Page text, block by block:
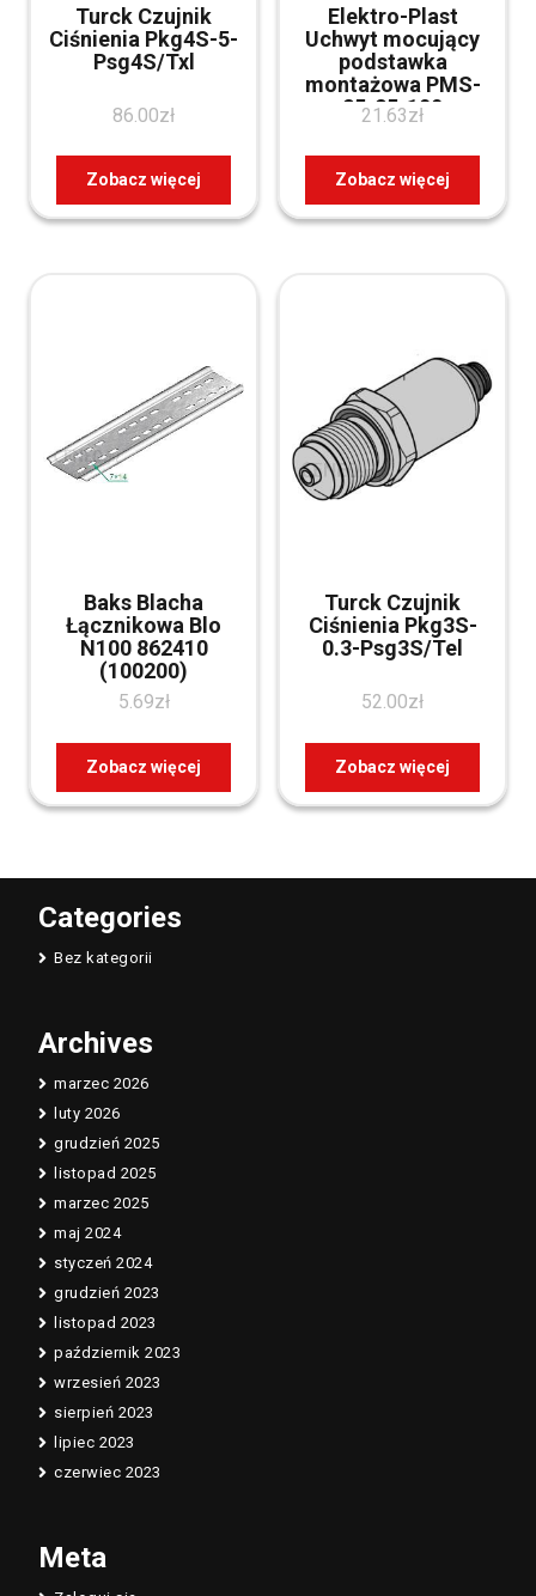
Turck Czujnik
Ciśnienia Pkg4S-5-
Psg4S/Txl
86.00zł
Zobacz więcej
Elektro-Plast
Uchwyt mocujący
podstawka
montażowa PMS-
25-25-100
21.63zł
Zobacz więcej
Baks Blacha
Łącznikowa Blo
N100 862410
(100200)
5.69zł
Zobacz więcej
Turck Czujnik
Ciśnienia Pkg3S-
0.3-Psg3S/Tel
52.00zł
Zobacz więcej
Categories
Bez kategorii
Archives
marzec 2026
luty 2026
grudzień 2025
listopad 2025
marzec 2025
maj 2024
styczeń 2024
grudzień 2023
listopad 2023
październik 2023
wrzesień 2023
sierpień 2023
lipiec 2023
czerwiec 2023
Meta